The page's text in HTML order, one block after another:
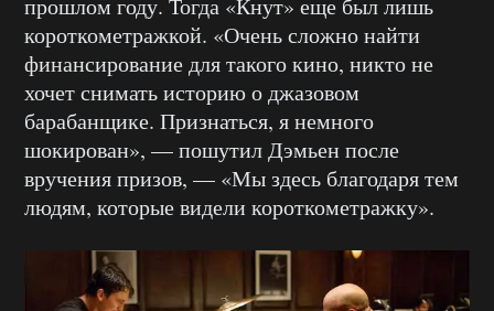
короткометражкой. «Очень сложно найти
финансирование для такого кино, никто не
хочет снимать историю о джазовом
барабанщике. Признаться, я немного
шокирован», — пошутил Дэмьен после
вручения призов, — «Мы здесь благодаря тем
людям, которые видели короткометражку».